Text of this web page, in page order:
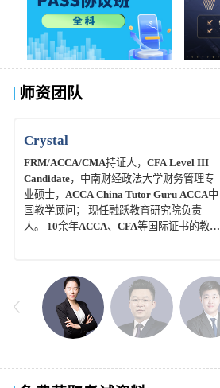
师资团队
Crystal
FRM/ACCA/CMA持证人，CFA Level III
Candidate，中南财经政法大学财务管理专
业硕士，ACCA China Tutor Guru ACCA中
国教学顾问； 现任融跃教育研究院负责
人。 10余年ACCA、CFA等国际证书的教学